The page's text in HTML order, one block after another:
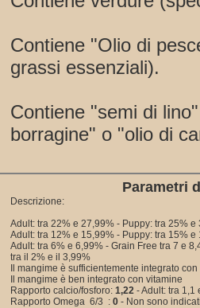
Contiene "Olio di
grassi essenziali).
Contiene "semi di
borragine" o "olio di
Parametri
Descrizione:
Adult: tra 22% e 27,99% - Puppy: tra 25%
Adult: tra 12% e 15,99% - Puppy: tra 15%
Adult: tra 6% e 6,99% - Grain Free tra 7 e
tra il 2% e il 3,99%
Il mangime è sufficientemente integrato
Il mangime è ben integrato con vitamine
Rapporto calcio/fosforo: 1,22 - Adult: tra 1,1
Rapporto Omega 6/3 : 0 - Non sono